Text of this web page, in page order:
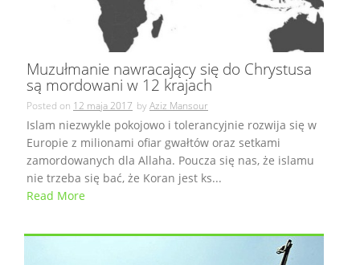
Muzułmanie nawracający się do Chrystusa
są mordowani w 12 krajach
Posted on 12 maja 2017 byAziz Mansour
Islam niezwykle pokojowo i tolerancyjnie rozwija się w
Europie z milionami ofiar gwałtów oraz setkami
zamordowanych dla Allaha. Poucza się nas, że islamu
nie trzeba się bać, że Koran jest ks...
Read More